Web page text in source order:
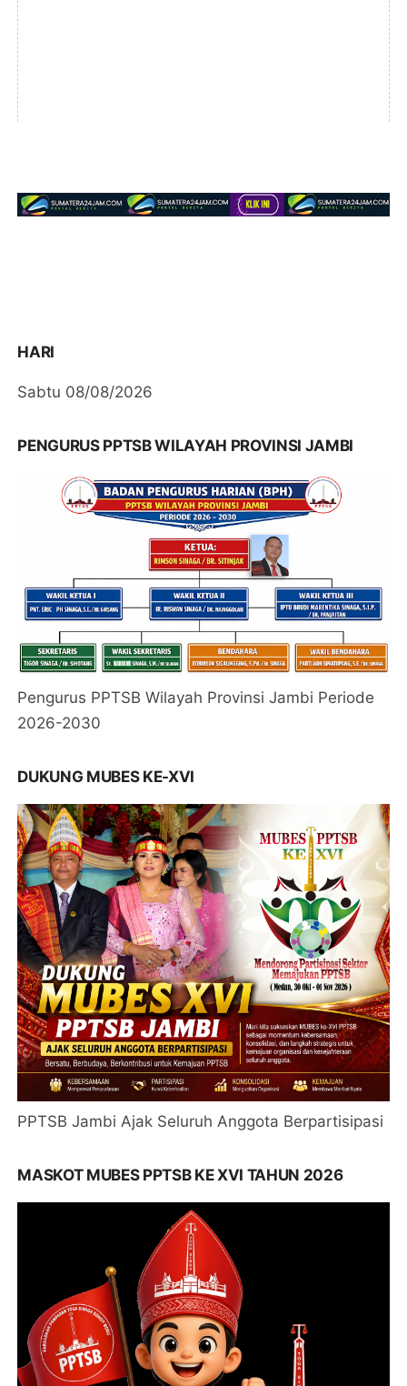
HARI
Sabtu 08/08/2026
PENGURUS PPTSB WILAYAH PROVINSI JAMBI
Pengurus PPTSB Wilayah Provinsi Jambi Periode
2026-2030
DUKUNG MUBES KE-XVI
PPTSB Jambi Ajak Seluruh Anggota Berpartisipasi
MASKOT MUBES PPTSB KE XVI TAHUN 2026